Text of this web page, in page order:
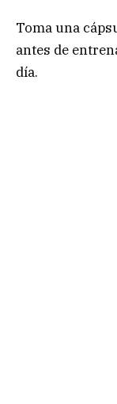
Toma una
antes de
día.